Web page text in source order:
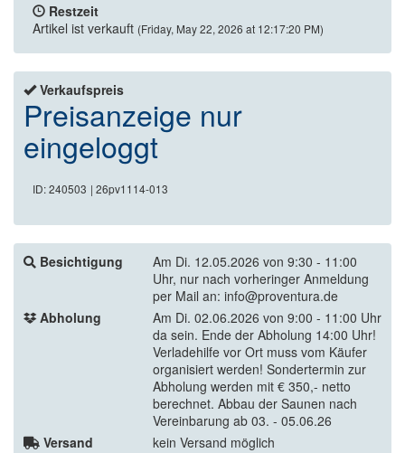
Restzeit
Artikel ist verkauft (Friday, May 22, 2026 at 12:17:20 PM)
Verkaufspreis
Preisanzeige nur
eingeloggt
ID: 240503 | 26pv1114-013
Besichtigung
Am Di. 12.05.2026 von 9:30 - 11:00
Uhr, nur nach vorheringer Anmeldung
per Mail an: info@proventura.de
Abholung
Am Di. 02.06.2026 von 9:00 - 11:00 Uhr
da sein. Ende der Abholung 14:00 Uhr!
Verladehilfe vor Ort muss vom Käufer
organisiert werden! Sondertermin zur
Abholung werden mit € 350,- netto
berechnet. Abbau der Saunen nach
Vereinbarung ab 03. - 05.06.26
Versand
kein Versand möglich